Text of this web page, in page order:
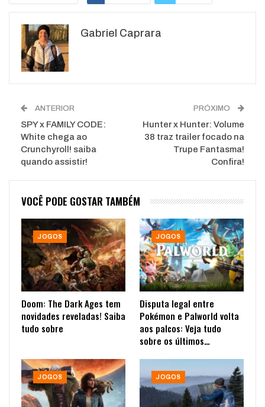
WhatsApp
Gabriel Caprara
ANTERIOR
SPY x FAMILY CODE:
White chega ao
Crunchyroll! saiba
quando assistir!
PRÓXIMO
Hunter x Hunter: Volume
38 traz trailer focado na
Trupe Fantasma!
Confira!
VOCÊ PODE GOSTAR TAMBÉM
JOGOS
Doom: The Dark Ages tem
novidades reveladas! Saiba
tudo sobre
JOGOS
Disputa legal entre
Pokémon e Palworld volta
aos palcos: Veja tudo
sobre os últimos…
JOGOS JOGOS